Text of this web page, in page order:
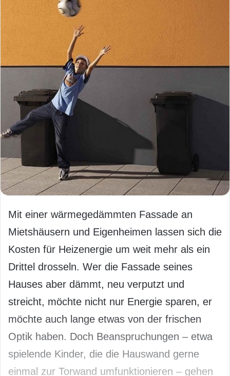
Mit einer wärmegedämmten Fassade an
Mietshäusern und Eigenheimen lassen sich die
Kosten für Heizenergie um weit mehr als ein
Drittel drosseln. Wer die Fassade seines
Hauses aber dämmt, neu verputzt und
streicht, möchte nicht nur Energie sparen, er
möchte auch lange etwas von der frischen
Optik haben. Doch Beanspruchungen – etwa
spielende Kinder, die die Hauswand gerne
einmal zur Torwand umfunktionieren – gehen